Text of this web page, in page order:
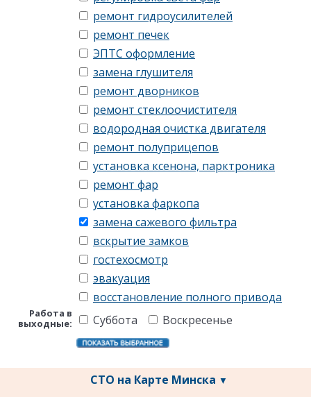
ремонт гидроусилителей
ремонт печек
ЭПТС оформление
замена глушителя
ремонт дворников
ремонт стеклоочистителя
водородная очистка двигателя
ремонт полуприцепов
установка ксенона, парктроника
ремонт фар
установка фаркопа
замена сажевого фильтра
вскрытие замков
гостехосмотр
эвакуация
восстановление полного привода
Работа в
выходные:
Суббота Воскресенье
СТО на Карте Минска ▼